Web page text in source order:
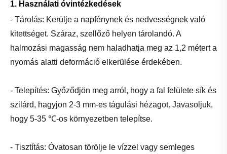
1. Használati óvintézkedések
- Tárolás: Kerülje a napfénynek és nedvességnek való
kitettséget. Száraz, szellőző helyen tárolandó. A
halmozási magasság nem haladhatja meg az 1,2 métert a
nyomás alatti deformáció elkerülése érdekében.
- Telepítés: Győződjön meg arról, hogy a fal felülete sík és
szilárd, hagyjon 2-3 mm-es tágulási hézagot. Javasoljuk,
hogy 5-35 ℃-os környezetben telepítse.
- Tisztítás: Óvatosan törölje le vízzel vagy semleges